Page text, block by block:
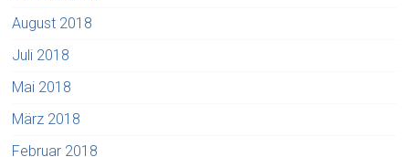
August 2018
Juli 2018
Mai 2018
März 2018
Februar 2018